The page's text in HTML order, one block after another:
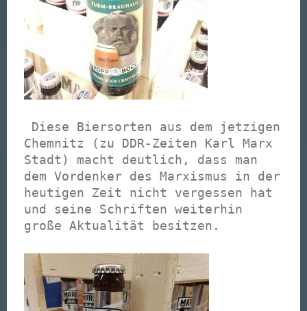
Diese Biersorten aus dem jetzigen
Chemnitz (zu DDR-Zeiten Karl Marx
Stadt) macht deutlich, dass man
dem Vordenker des Marxismus in der
heutigen Zeit nicht vergessen hat
und seine Schriften weiterhin
große Aktualität besitzen.